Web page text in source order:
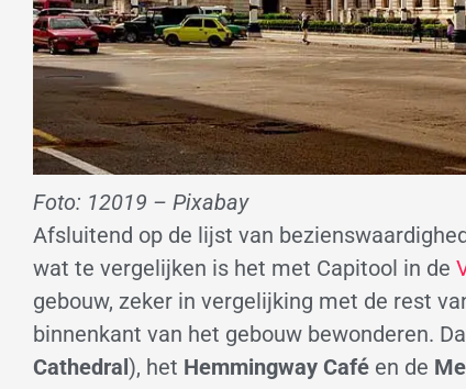
Foto: 12019 – Pixabay
Afsluitend op de lijst van
wat te vergelijken is het met Capitool in de
gebouw, zeker in vergelijking met de rest
binnenkant van het gebouw bewonderen.
Cathedral), het Hemmingway Café en de